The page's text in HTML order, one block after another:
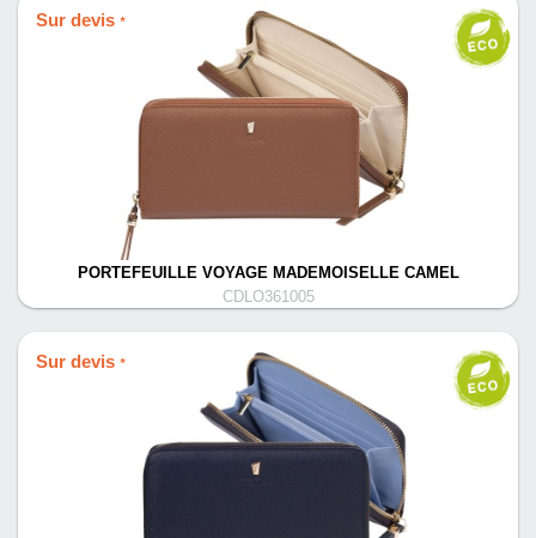
Sur devis *
PORTEFEUILLE VOYAGE MADEMOISELLE CAMEL
CDLO361005
Sur devis *